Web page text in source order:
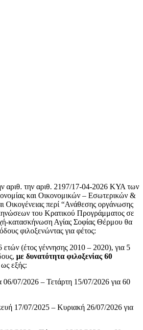
αριθ. την αριθ. 2197/17-04-2026 ΚΥΑ των
και Οικονομικών – Εσωτερικών &
Οικογένειας περί “Ανάθεσης οργάνωσης
του Κρατικού Προγράμματος σε
κατασκήνωση Αγίας Σοφίας Θέρμου θα
φιλοξενώντας για φέτος:
ετών (έτος γέννησης 2010 – 2020), για 5
με δυνατότητα φιλοξενίας 60
ως εξής:
06/07/2026 – Τετάρτη 15/07/2026 για 60
17/07/2025 – Κυριακή 26/07/2026 για